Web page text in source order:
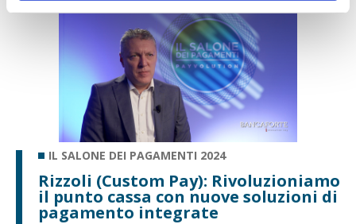
IL SALONE DEI PAGAMENTI 2024
Rizzoli (Custom Pay): Rivoluzioniamo
il punto cassa con nuove soluzioni di
pagamento integrate